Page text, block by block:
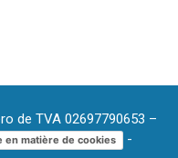
de TVA 02697790653 –
en matière de cookies
-